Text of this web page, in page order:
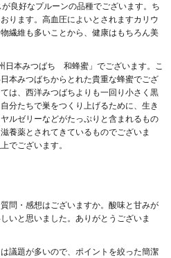
良好なプルーンの品種でございます。ち
ります。高血圧によいとされますカリウ
繊維も多いことから、健康はもちろん美
日本みつばち 和蜂蜜」でございます。こ
本みつばちからとれた貴重な蜂蜜でござ
は、西洋みつばちよりも一回り小さく黒
分たちで巣をつくり上げるために、生き
ルゼリーなどがたっぷりと含まれるもの
養薬とされてきているものでございま
でございます。
問・感想はございますか。酸味と甘みが
いと思いました。ありがとうございま
議題が多いので、ポイントを絞った簡潔